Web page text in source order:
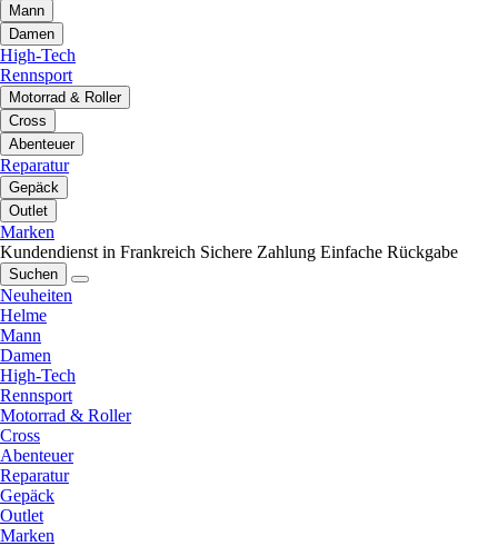
Mann
Damen
High-Tech
Rennsport
Motorrad & Roller
Cross
Abenteuer
Reparatur
Gepäck
Outlet
Marken
Kundendienst in Frankreich Sichere Zahlung Einfache Rückgabe
Suchen
Neuheiten
Helme
Mann
Damen
High-Tech
Rennsport
Motorrad & Roller
Cross
Abenteuer
Reparatur
Gepäck
Outlet
Marken